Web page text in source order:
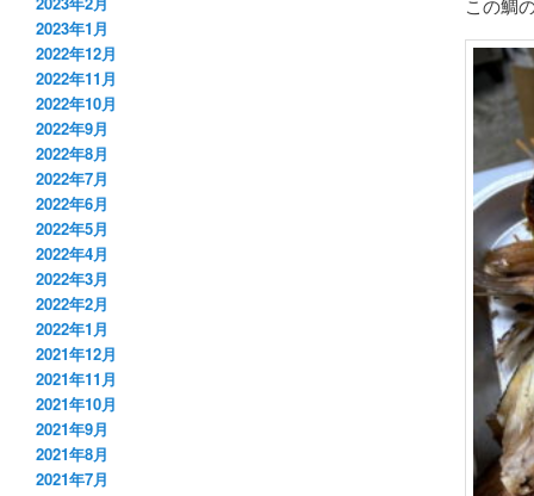
この鯛
2023年1月
2022年12月
2022年11月
2022年10月
2022年9月
2022年8月
2022年7月
2022年6月
2022年5月
2022年4月
2022年3月
2022年2月
2022年1月
2021年12月
2021年11月
2021年10月
2021年9月
2021年8月
2021年7月